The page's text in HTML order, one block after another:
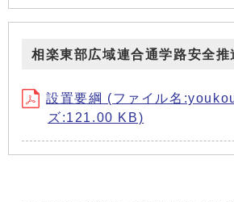
相楽東部広域連合通学路安全推
設置要綱 (ファイル名
ズ:121.00 KB)